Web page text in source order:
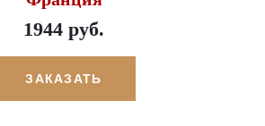
1944 руб.
ЗАКАЗАТЬ